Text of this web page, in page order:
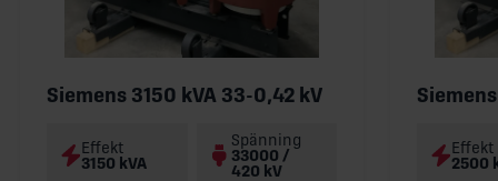
Siemens 3150 kVA 33-0,42 kV
Effekt
3150 kVA
Spänning
33000 /
420 kV
Effekt
2500